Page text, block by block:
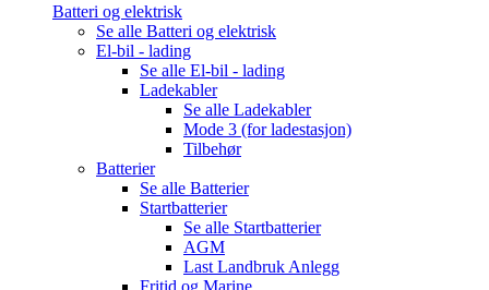
Batteri og elektrisk
Se alle Batteri og elektrisk
El-bil - lading
Se alle El-bil - lading
Ladekabler
Se alle Ladekabler
Mode 3 (for ladestasjon)
Tilbehør
Batterier
Se alle Batterier
Startbatterier
Se alle Startbatterier
AGM
Last Landbruk Anlegg
Fritid og Marine